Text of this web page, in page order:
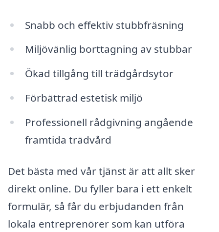
Snabb och effektiv stubbfräsning
Miljövänlig borttagning av stubbar
Ökad tillgång till trädgårdsytor
Förbättrad estetisk miljö
Professionell rådgivning angående
framtida trädvård
Det bästa med vår tjänst är att allt sker
direkt online. Du fyller bara i ett enkelt
formulär, så får du erbjudanden från
lokala entreprenörer som kan utföra